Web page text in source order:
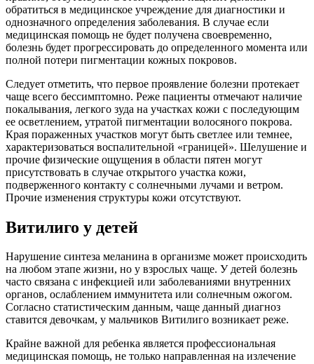
обратиться в медицинское учреждение для диагностики и
однозначного определения заболевания. В случае если
медицинская помощь не будет получена своевременно,
болезнь будет прогрессировать до определенного момента или
полной потери пигментации кожных покровов.
Следует отметить, что первое проявление болезни протекает
чаще всего бессимптомно. Реже пациенты отмечают наличие
покалывания, легкого зуда на участках кожи с последующим
ее осветлением, утратой пигментации волосяного покрова.
Края пораженных участков могут быть светлее или темнее,
характеризоваться воспалительной «границей». Шелушение и
прочие физические ощущения в области пятен могут
присутствовать в случае открытого участка кожи,
подверженного контакту с солнечными лучами и ветром.
Прочие изменения структуры кожи отсутствуют.
Витилиго у детей
Нарушение синтеза меланина в организме может происходить
на любом этапе жизни, но у взрослых чаще. У детей болезнь
часто связана с инфекцией или заболеваниями внутренних
органов, ослаблением иммунитета или солнечным ожогом.
Согласно статистическим данным, чаще данный диагноз
ставится девочкам, у мальчиков Витилиго возникает реже.
Крайне важной для ребенка является профессиональная
медицинская помощь, не только направленная на излечение